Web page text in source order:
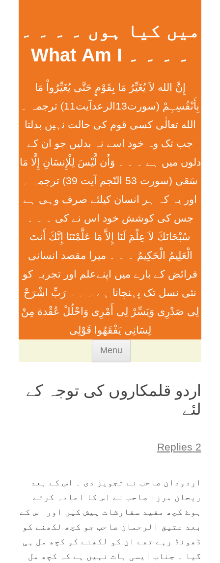
میں کیا ہوں ۔ ۔ ۔ ۔
۔ ۔ ۔ ۔ What Am I
إِنَّ الله لاَ يُغَيِّرُ مَا بِقَوْمٍ حَتَّی يُغَيِّرُواْ مَا
بِأَنْفُسِہِمْ (سورت13الرعدآیت11) ترجمہ ۔
الله تعالٰی کسی قوم کی حالت نہیں بدلتا
جب تک وہ خود اسے نہ بدلیں جو ان کے
دلوں میں ہے ۔ ۔ ۔ وَأَن لَّيْسَ لِلْإِنسَانِ إِلَّا مَا
سَعَی (سورت 53 النّجم آیت 39) ترجمہ ۔
اور یہ کہ ہر انسان کیلئے صرف وہی ہے
جس کی کوشش خود اس نے کی ۔ ۔ ۔
سُبْحَانَكَ لاَ عِلْمَ لَنَا إِلاَّ مَا عَلَّمْتَنَا إِنَّكَ أَنتَ
الْعَلِيمُ الْحَكِيمُ ۔ ۔ ۔ ميرا مقصد انسانی
فرائض کے بارے میں اپنےعلم اور تجربہ کو
نئی نسل تک پہنچانا ہے ۔ ۔ ۔ رَبِّ اشْرَحْ
لِی صَدْرِی وَيَسِّرْ لِی أَمْرِی وَاحْلُلْ عُقْدة مِنْ
لِسَانِی يَفْقَھُوا قَوْلِی
Menu
content
اردو قلمکاروں کی توجہ کے
لئے
2 Replies
اردودان صاحب نے تجویز دی ۔ اس کے بعد
ریحان مرزا صاحب نے اس کا اعادہ کرتے
ہوۓ کچھ مفید سفارشات پیش کیں اور اس کے
بعد عتیق الرحمان صاحب جو کچھ لکھنے کو
ڈھونڈ رہے تھے ان کو لکھنے کو کچھ مل ہی
گیا ۔ جناب ایسی بات نہیں ہے کہ کچھ مل